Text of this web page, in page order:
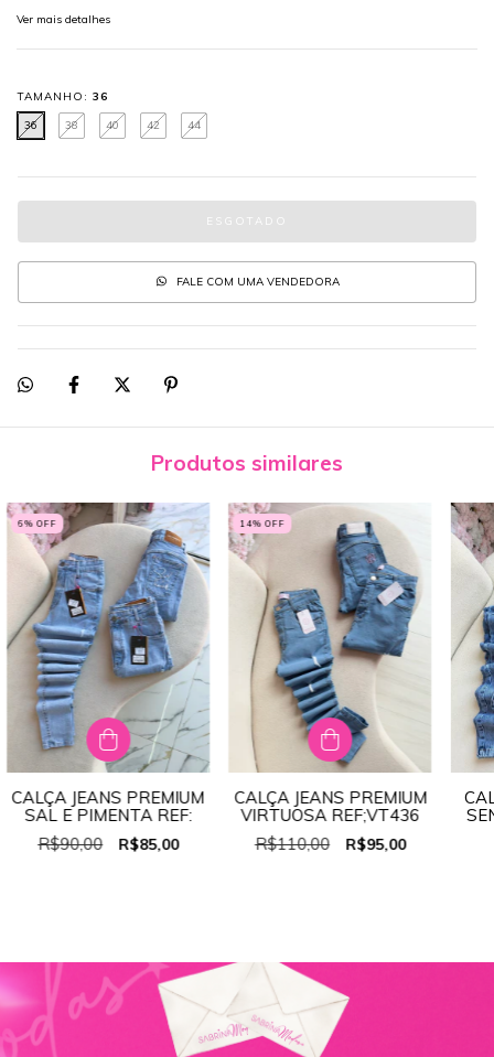
Ver mais detalhes
TAMANHO: 36
36
38 40 42 44
FALE COM UMA VENDEDORA
Produtos similares
6% OFF
CALÇA JEANS PREMIUM
SAL E PIMENTA REF:
R$90,00
R$85,00
14% OFF
CALÇA JEANS PREMIUM
VIRTUOSA REF;VT436
R$110,00
R$95,00